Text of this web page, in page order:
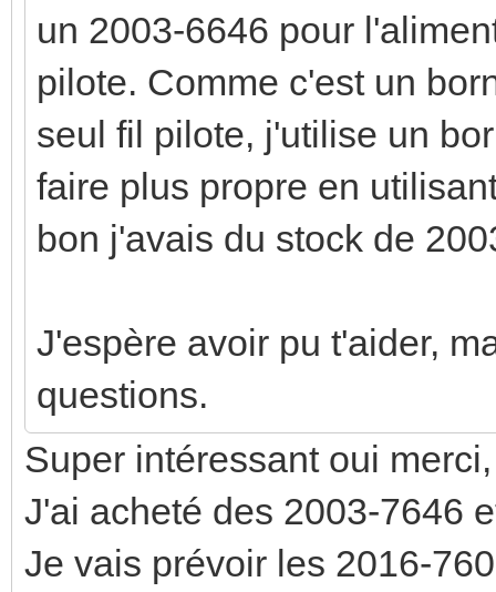
un 2003-6646 pour
pilote. Comme c'est un
seul fil pilote, j'utilise un
faire plus propre en
bon j'avais du stock de
J'espère avoir pu t'aider,
questions.
Super intéressant oui merci,
J'ai acheté des 2003-7646
Je vais prévoir les 2016-